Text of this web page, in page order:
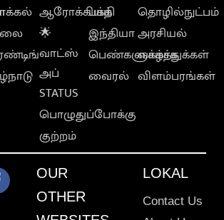
ஆரோக்கியம்
🌟
வாட்ஸ்
அப்
STATUS
பொழுதுப்போக்கு
குற்றம்
பக்தி
இந்தியா
பெண்களுக்காக
வைரல்
தொழில்நுட்பம்
அரசியல்
வாழ்த்துக்கள்
விளம்பரங்கள்
OUR
OTHER
LOKAL
Contact Us